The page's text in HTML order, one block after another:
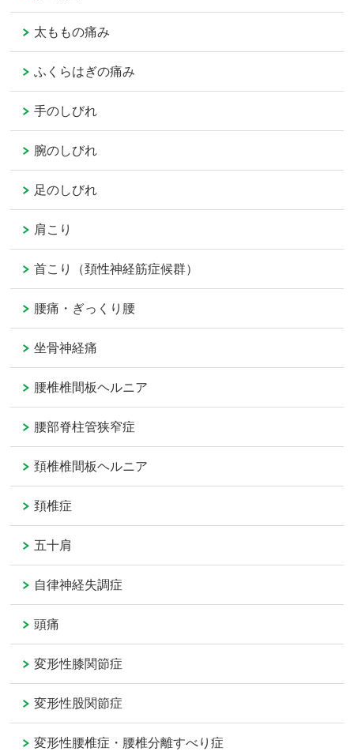
太ももの痛み
ふくらはぎの痛み
手のしびれ
腕のしびれ
足のしびれ
肩こり
首こり（頚性神経筋症候群）
腰痛・ぎっくり腰
坐骨神経痛
腰椎椎間板ヘルニア
腰部脊柱管狭窄症
頚椎椎間板ヘルニア
頚椎症
五十肩
自律神経失調症
頭痛
変形性膝関節症
変形性股関節症
変形性腰椎症・腰椎分離すべり症